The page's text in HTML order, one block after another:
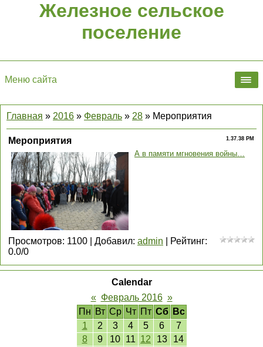
Железное сельское
поселение
Меню сайта
Главная » 2016 » Февраль » 28 » Мероприятия
1.37.38 PM
Мероприятия
А в памяти мгновения войны…
Просмотров: 1100 Добавил: admin Рейтинг:
0.0/0
Calendar
« Февраль 2016 »
Пн Вт Ср Чт Пт Сб
Вс
1
2 3 4 5 6
7
8
9 10 11 12 13
14